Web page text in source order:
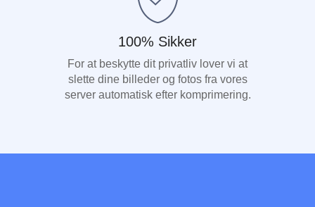
100% Sikker
For at beskytte dit privatliv lover vi at
slette dine billeder og fotos fra vores
server automatisk efter komprimering.